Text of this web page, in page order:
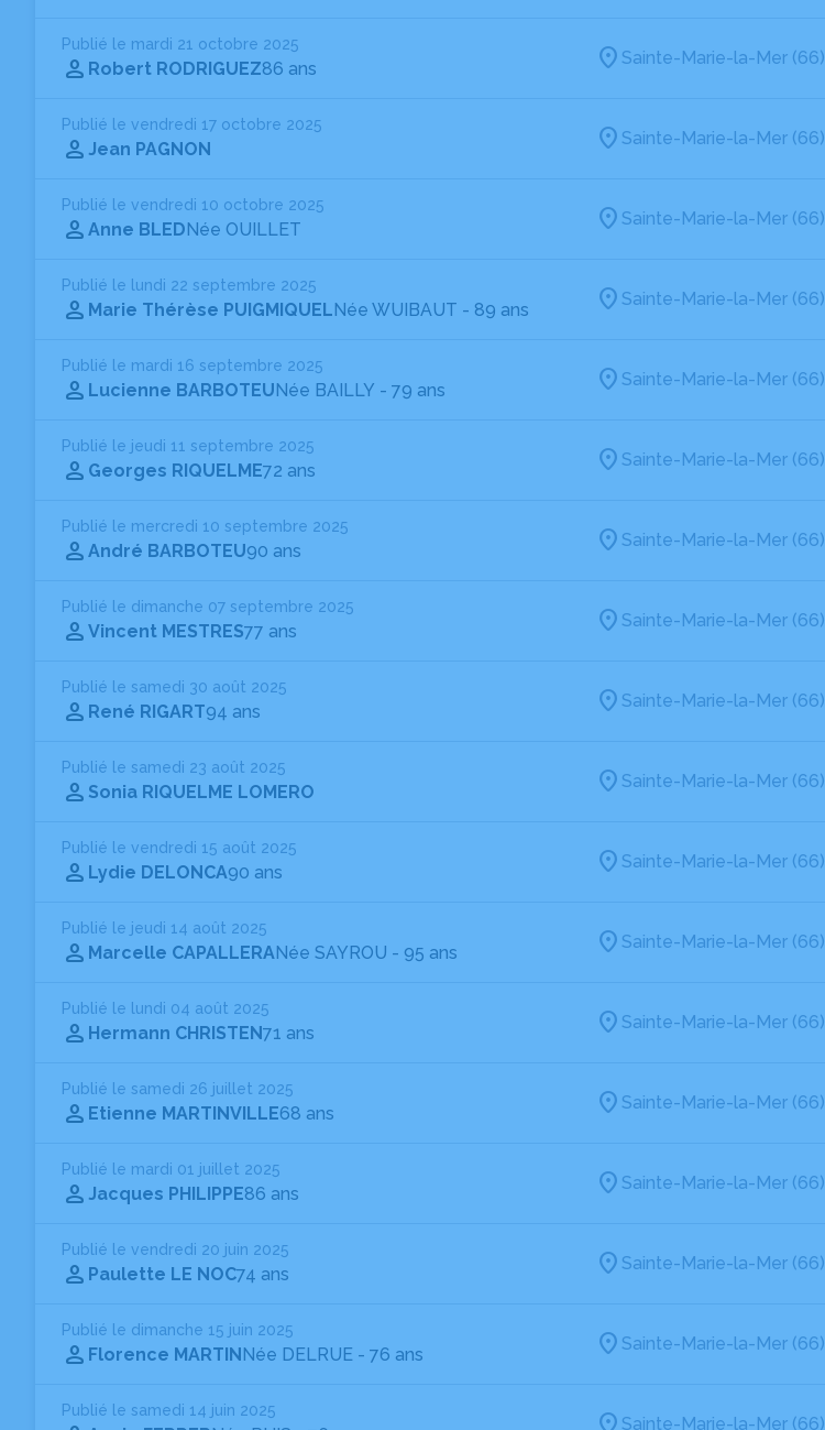
Publié le mardi 21 octobre 2025
Robert RODRIGUEZ86 ans
Sainte-Marie-la-Mer (66)
Publié le vendredi 17 octobre 2025
Jean PAGNON
Sainte-Marie-la-Mer (66)
Publié le vendredi 10 octobre 2025
Anne BLEDNée OUILLET
Sainte-Marie-la-Mer (66)
Publié le lundi 22 septembre 2025
Marie Thérèse PUIGMIQUELNée WUIBAUT - 89 ans
Sainte-Marie-la-Mer (66)
Publié le mardi 16 septembre 2025
Lucienne BARBOTEUNée BAILLY - 79 ans
Sainte-Marie-la-Mer (66)
Publié le jeudi 11 septembre 2025
Georges RIQUELME72 ans
Sainte-Marie-la-Mer (66)
Publié le mercredi 10 septembre 2025
André BARBOTEU90 ans
Sainte-Marie-la-Mer (66)
Publié le dimanche 07 septembre 2025
Vincent MESTRES77 ans
Sainte-Marie-la-Mer (66)
Publié le samedi 30 août 2025
René RIGART94 ans
Sainte-Marie-la-Mer (66)
Publié le samedi 23 août 2025
Sonia RIQUELME LOMERO
Sainte-Marie-la-Mer (66)
Publié le vendredi 15 août 2025
Lydie DELONCA90 ans
Sainte-Marie-la-Mer (66)
Publié le jeudi 14 août 2025
Marcelle CAPALLERANée SAYROU - 95 ans
Sainte-Marie-la-Mer (66)
Publié le lundi 04 août 2025
Hermann CHRISTEN71 ans
Sainte-Marie-la-Mer (66)
Publié le samedi 26 juillet 2025
Etienne MARTINVILLE68 ans
Sainte-Marie-la-Mer (66)
Publié le mardi 01 juillet 2025
Jacques PHILIPPE86 ans
Sainte-Marie-la-Mer (66)
Publié le vendredi 20 juin 2025
Paulette LE NOC74 ans
Sainte-Marie-la-Mer (66)
Publié le dimanche 15 juin 2025
Florence MARTINNée DELRUE - 76 ans
Sainte-Marie-la-Mer (66)
Publié le samedi 14 juin 2025
Sainte-Marie-la-Mer (66)